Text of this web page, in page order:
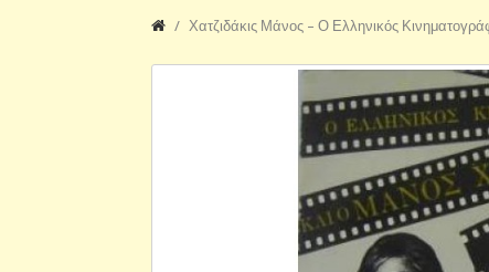
Χατζιδάκις Μάνος – Ο Ελληνικός